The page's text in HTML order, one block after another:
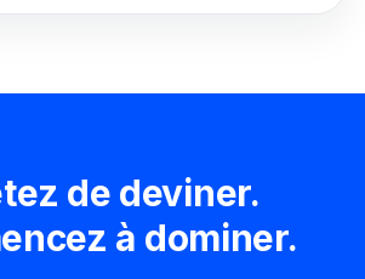
de deviner.
à dominer.